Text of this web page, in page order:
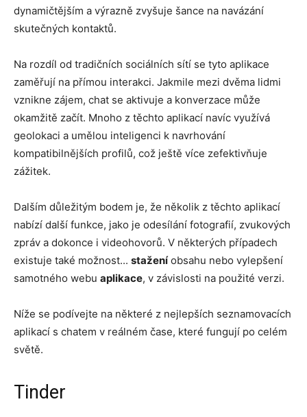
dynamičtějším a výrazně zvyšuje šance na navázání
skutečných kontaktů.
Na rozdíl od tradičních sociálních sítí se tyto aplikace
zaměřují na přímou interakci. Jakmile mezi dvěma lidmi
vznikne zájem, chat se aktivuje a konverzace může
okamžitě začít. Mnoho z těchto aplikací navíc využívá
geolokaci a umělou inteligenci k navrhování
kompatibilnějších profilů, což ještě více zefektivňuje
zážitek.
Dalším důležitým bodem je, že několik z těchto aplikací
nabízí další funkce, jako je odesílání fotografií, zvukových
zpráv a dokonce i videohovorů. V některých případech
existuje také možnost... staženíobsahu nebo vylepšení
samotného webu aplikace, v závislosti na použité verzi.
Níže se podívejte na některé z nejlepších seznamovacích
aplikací s chatem v reálném čase, které fungují po celém
světě.
Tinder